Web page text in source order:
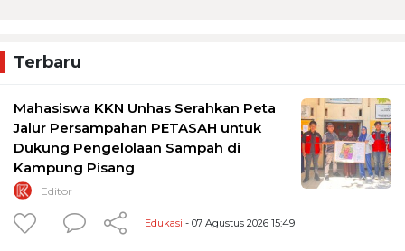
Terbaru
Mahasiswa KKN Unhas Serahkan Peta
Jalur Persampahan PETASAH untuk
Dukung Pengelolaan Sampah di
Kampung Pisang
Editor
Edukasi - 07 Agustus 2026 15:49